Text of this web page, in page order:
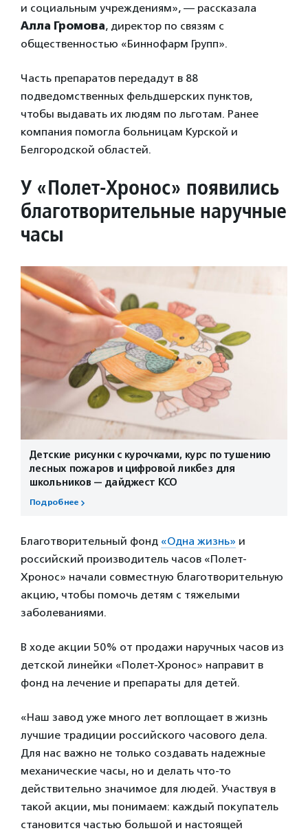
и социальным учреждениям», — рассказала
Алла Громова, директор по связям с
общественностью «Биннофарм Групп».
Часть препаратов передадут в 88
подведомственных фельдшерских пунктов,
чтобы выдавать их людям по льготам. Ранее
компания помогла больницам Курской и
Белгородской областей.
У «Полет-Хронос» появились
благотворительные наручные
часы
Детские рисунки с курочками, курс по тушению
лесных пожаров и цифровой ликбез для
школьников — дайджест КСО
Подробнее
Благотворительный фонд «Одна жизнь» и
российский производитель часов «Полет-
Хронос» начали совместную благотворительную
акцию, чтобы помочь детям с тяжелыми
заболеваниями.
В ходе акции 50% от продажи наручных часов из
детской линейки «Полет-Хронос» направит в
фонд на лечение и препараты для детей.
«Наш завод уже много лет воплощает в жизнь
лучшие традиции российского часового дела.
Для нас важно не только создавать надежные
механические часы, но и делать что-то
действительно значимое для людей. Участвуя в
такой акции, мы понимаем: каждый покупатель
становится частью большой и настоящей